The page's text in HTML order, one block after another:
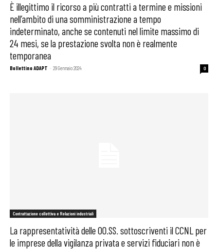
È illegittimo il ricorso a più contratti a termine e missioni
nell’ambito di una somministrazione a tempo
indeterminato, anche se contenuti nel limite massimo di
24 mesi, se la prestazione svolta non è realmente
temporanea
Bollettino ADAPT - 29 Gennaio 2024 0
Contrattazione collettiva e Relazioni industriali
La rappresentatività delle OO.SS. sottoscriventi il CCNL per
le imprese della vigilanza privata e servizi fiduciari non è